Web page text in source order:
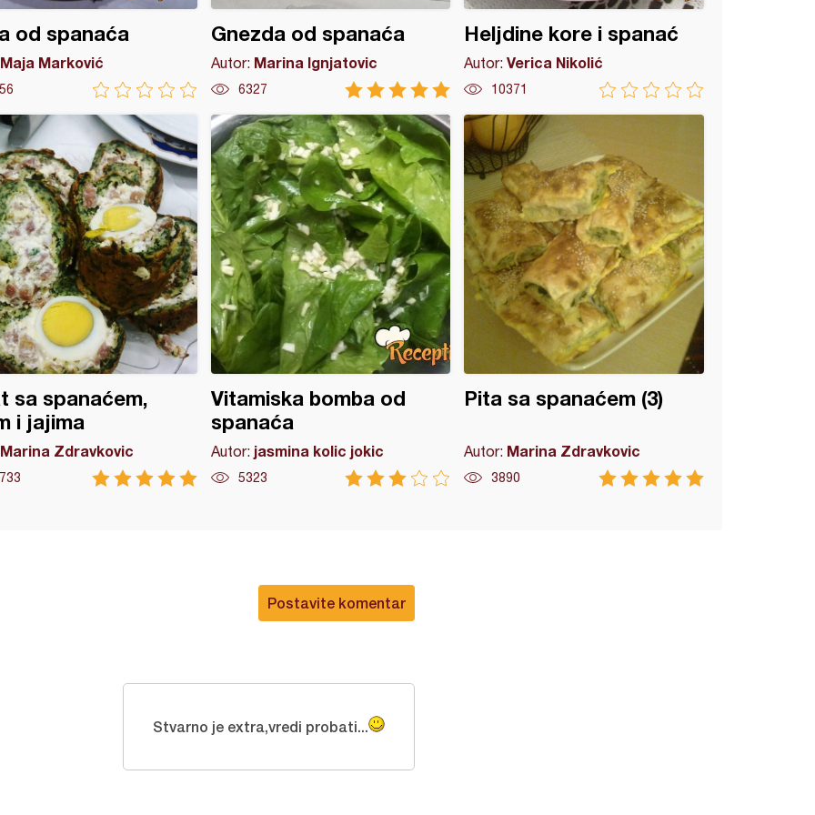
od spanaća
Maja Marković
Gnezda od spanaća
Autor: Marina Ignjatovic
6327
Heljdine kore i spanać
Autor:Verica Nikolić
10371
sa spanaćem,
i jajima
Marina Zdravkovic
Vitamiska bomba od
spanaća
Autor: jasmina kolic jokic
5323
Pita sa spanaćem (3)
Autor: Marina Zdravkovic
3890
Postavite komentar
Stvarno je extra,vredi probati...